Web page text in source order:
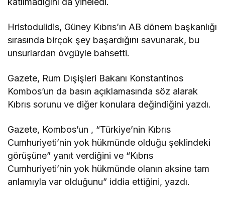
Hristodulidis, Güney Kıbrıs’ın AB dönem başkanlığı
sırasında birçok şey başardığını savunarak, bu
unsurlardan övgüyle bahsetti.
Gazete, Rum Dışişleri Bakanı Konstantinos
Kombos’un da basın açıklamasında söz alarak
Kıbrıs sorunu ve diğer konulara değindiğini yazdı.
Gazete, Kombos’un , “Türkiye’nin Kıbrıs
Cumhuriyeti’nin yok hükmünde olduğu şeklindeki
görüşüne” yanıt verdiğini ve “Kıbrıs
Cumhuriyeti’nin yok hükmünde olanın aksine tam
anlamıyla var olduğunu” iddia ettiğini, yazdı.